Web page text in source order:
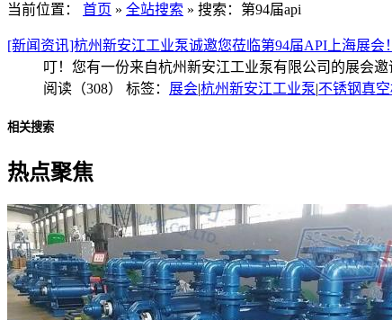
当前位置： 首页 » 全站搜索 » 搜索：第94届api
[新闻资讯]杭州新安江工业泵诚邀您莅临第94届API上海展会！
叮！您有一份来自杭州新安江工业泵有限公司的展会
阅读（308） 标签： 展会|杭州新安江工业泵|不锈钢真空
相关搜索
热点聚焦